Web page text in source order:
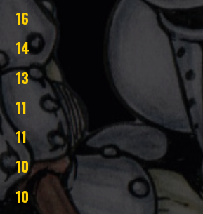
16
14
13
11
11
10
10